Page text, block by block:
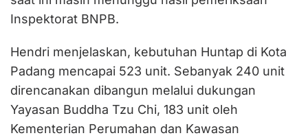
Inspektorat BNPB.
Hendri menjelaskan, kebutuhan Huntap di Kota
Padang mencapai 523 unit. Sebanyak 240 unit
direncanakan dibangun melalui dukungan
Yayasan Buddha Tzu Chi, 183 unit oleh
Kementerian Perumahan dan Kawasan